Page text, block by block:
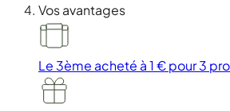
Vos avantages
Le 3ème acheté à 1 €pour 3